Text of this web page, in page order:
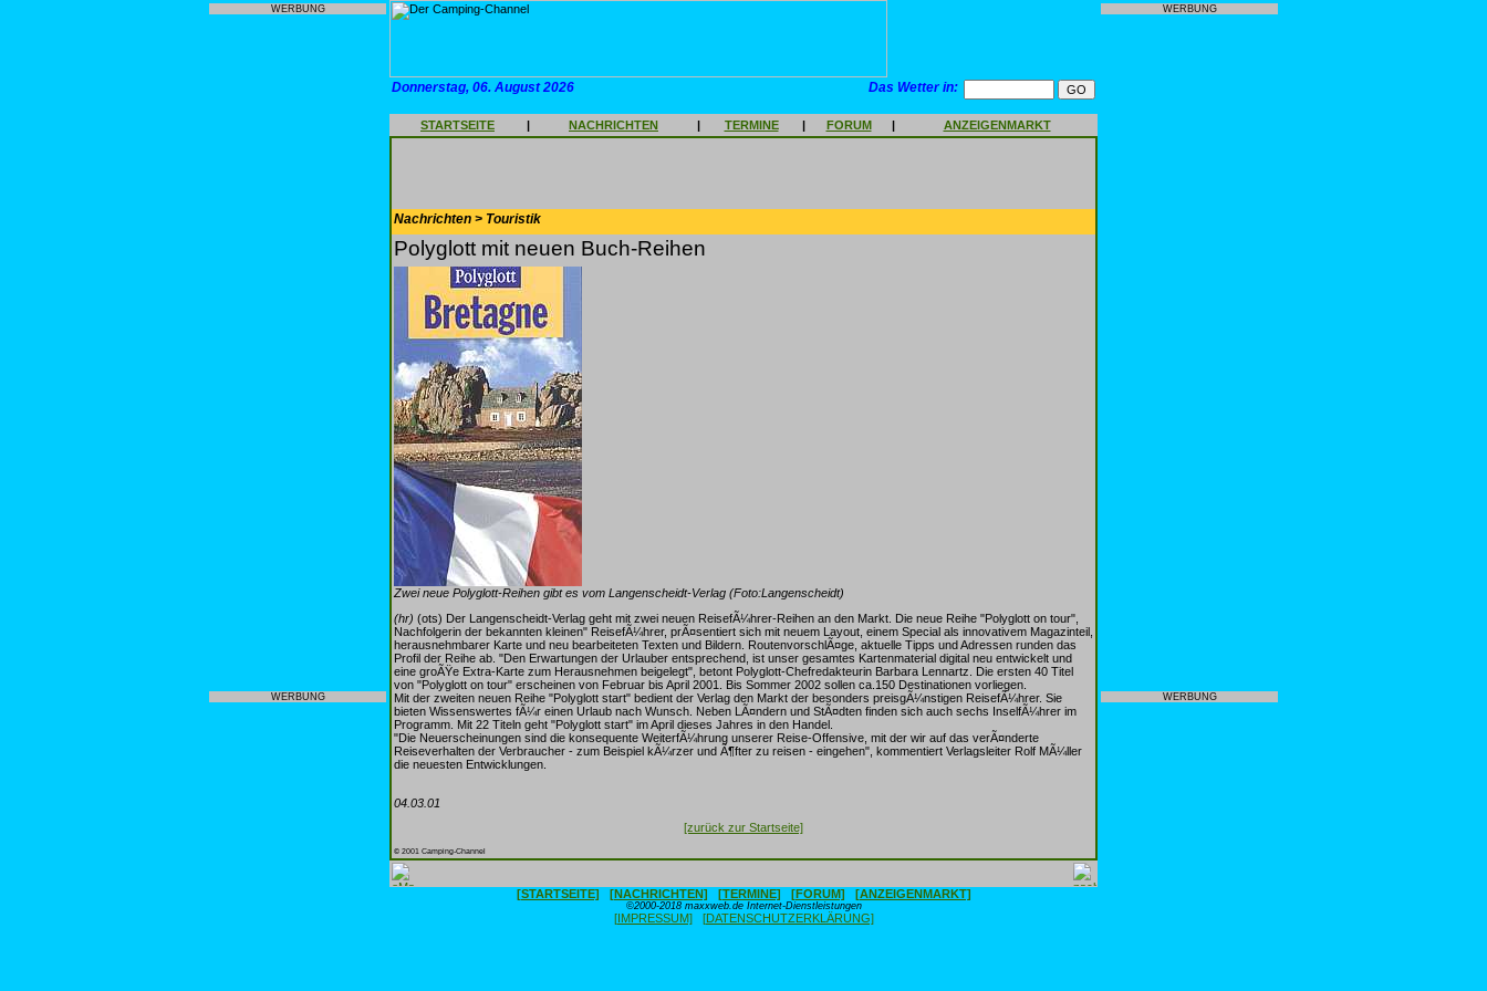
WERBUNG
WERBUNG
Donnerstag, 06. August 2026 Das Wetter in:
STARTSEITE | NACHRICHTEN | TERMINE | FORUM | ANZEIGENMARKT
Nachrichten > Touristik
Polyglott mit neuen Buch-Reihen
Zwei neue Polyglott-Reihen gibt es vom Langenscheidt-Verlag (Foto:Langenscheidt)
(hr) (ots) Der Langenscheidt-Verlag geht mit zwei neuen ReisefÃ¼hrer-Reihen an den Markt. Die neue Reihe "Polyglott on tour",
Nachfolgerin der bekannten kleinen" ReisefÃ¼hrer, prÃ¤sentiert sich mit neuem Layout, einem Special als innovativem Magazinteil,
herausnehmbarer Karte und neu bearbeiteten Texten und Bildern. RoutenvorschlÃ¤ge, aktuelle Tipps und Adressen runden das
Profil der Reihe ab. "Den Erwartungen der Urlauber entsprechend, ist unser gesamtes Kartenmaterial digital neu entwickelt und
eine groÃŸe Extra-Karte zum Herausnehmen beigelegt", betont Polyglott-Chefredakteurin Barbara Lennartz. Die ersten 40 Titel
von "Polyglott on tour" erscheinen von Februar bis April 2001. Bis Sommer 2002 sollen ca.150 Destinationen vorliegen.
Mit der zweiten neuen Reihe "Polyglott start" bedient der Verlag den Markt der besonders preisgÃ¼nstigen ReisefÃ¼hrer. Sie
bieten Wissenswertes fÃ¼r einen Urlaub nach Wunsch. Neben LÃ¤ndern und StÃ¤dten finden sich auch sechs InselfÃ¼hrer im
Programm. Mit 22 Titeln geht "Polyglott start" im April dieses Jahres in den Handel.
"Die Neuerscheinungen sind die konsequente WeiterfÃ¼hrung unserer Reise-Offensive, mit der wir auf das verÃ¤nderte
Reiseverhalten der Verbraucher - zum Beispiel kÃ¼rzer und Ã¶fter zu reisen - eingehen", kommentiert Verlagsleiter Rolf MÃ¼ller
die neuesten Entwicklungen.
04.03.01
[zurück zur Startseite]
© 2001 Camping-Channel
[STARTSEITE] [NACHRICHTEN] [TERMINE] [FORUM] [ANZEIGENMARKT]
©2000-2018 maxxweb.de Internet-Dienstleistungen
[IMPRESSUM] [DATENSCHUTZERKLÄRUNG]
WERBUNG
WERBUNG